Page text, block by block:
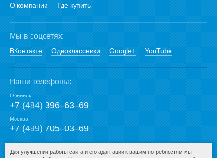
О компании
Где купить
Мы в соцсетях:
ВКонтакте Одноклассники Google+ YouTube
Наши телефоны:
Обнинск:
+7(484)396‒63‒69
Москва:
+7(499)705‒03‒69
E-mail:
Для улучшения работы сайта и его адаптации к вашим потребностям мы